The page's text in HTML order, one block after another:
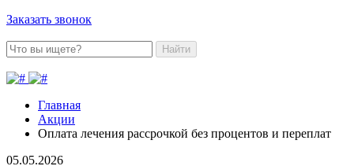
Заказать звонок
Найти
Главная
Акции
Оплата лечения рассрочкой без процентов и переплат
05.05.2026